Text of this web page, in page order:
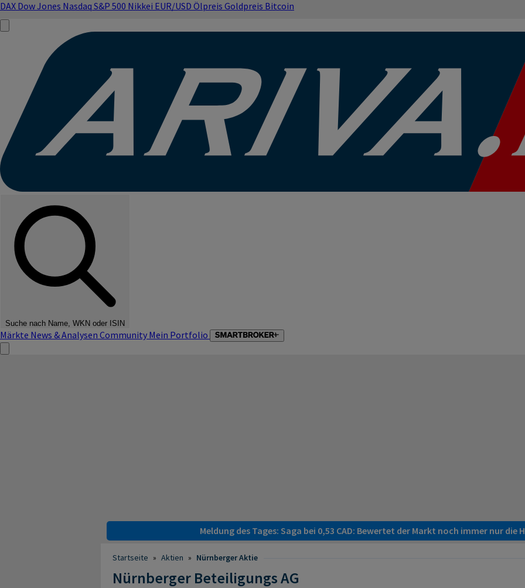
DAX Dow Jones Nasdaq S&P 500 Nikkei EUR/USD Ölpreis Goldpreis Bitcoin
Suche nach Name, WKN oder ISIN
Märkte News & Analysen Community Mein Portfolio
Meldung des Tages: Saga bei 0,53 CAD: Bewertet der Markt noch immer nur die
Startseite » Aktien » Nürnberger Aktie
Nürnberger Beteiligungs AG